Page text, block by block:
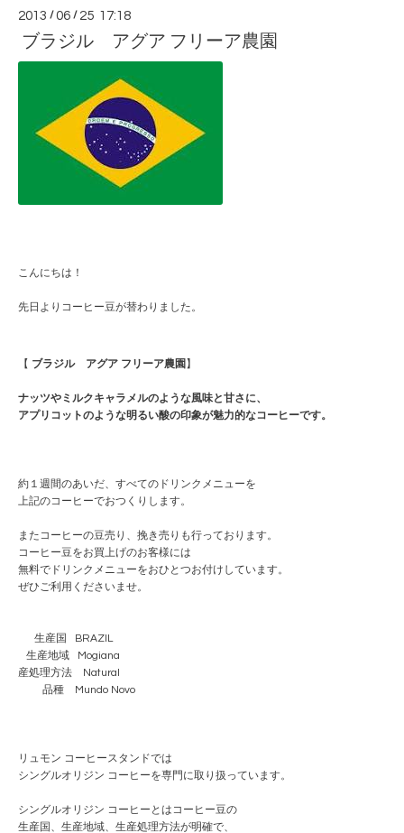
2013 /06 / 25 17:18
ブラジル アグア フリーア農園
こんにちは！
先日よりコーヒー豆が替わりました。
【 ブラジル アグア フリーア農園 】
ナッツやミルクキャラメルのような風味と甘さに、
アプリコットのような明るい酸の印象が魅力的なコーヒーです。
約１週間のあいだ、すべてのドリンクメニューを
上記のコーヒーでおつくりします。
またコーヒーの豆売り、挽き売りも行っております。
コーヒー豆をお買上げのお客様には
無料でドリンクメニューをおひとつお付けしています。
ぜひご利用くださいませ。
生産国 BRAZIL
生産地域 Mogiana
産処理方法 Natural
品種 Mundo Novo
リュモン コーヒースタンドでは
シングルオリジン コーヒーを専門に取り扱っています。
シングルオリジン コーヒーとはコーヒー豆の
生産国、生産地域、生産処理方法が明確で、